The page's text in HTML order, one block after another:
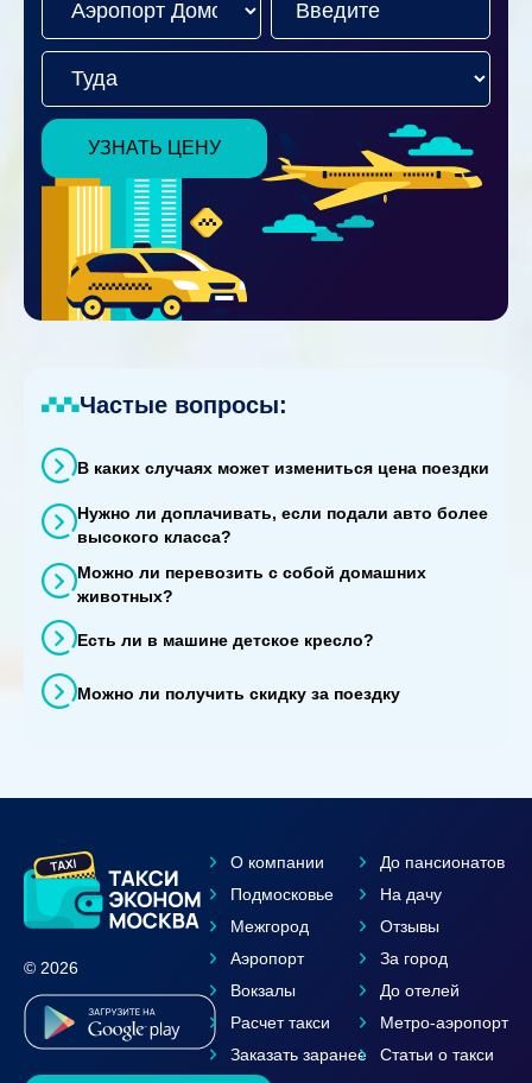
УЗНАТЬ ЦЕНУ
Частые вопросы:
В каких случаях может измениться цена поездки
Нужно ли доплачивать, если подали авто более
высокого класса?
Можно ли перевозить с собой домашних
животных?
Есть ли в машине детское кресло?
Можно ли получить скидку за поездку
© 2026
О компании
Подмосковье
Межгород
Аэропорт
Вокзалы
Расчет такси
Заказать заранее
До пансионатов
На дачу
Отзывы
За город
До отелей
Метро-аэропорт
Статьи о такси